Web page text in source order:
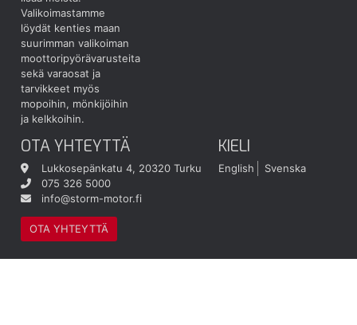
Valikoimastamme
löydät kenties maan
suurimman valikoiman
moottoripyörävarusteita
sekä varaosat ja
tarvikkeet myös
mopoihin, mönkijöihin
ja kelkkoihin.
OTA YHTEYTTÄ
Lukkosepänkatu 4, 20320 Turku
075 326 5000
info@storm-motor.fi
OTA YHTEYTTÄ
KIELI
English Svenska